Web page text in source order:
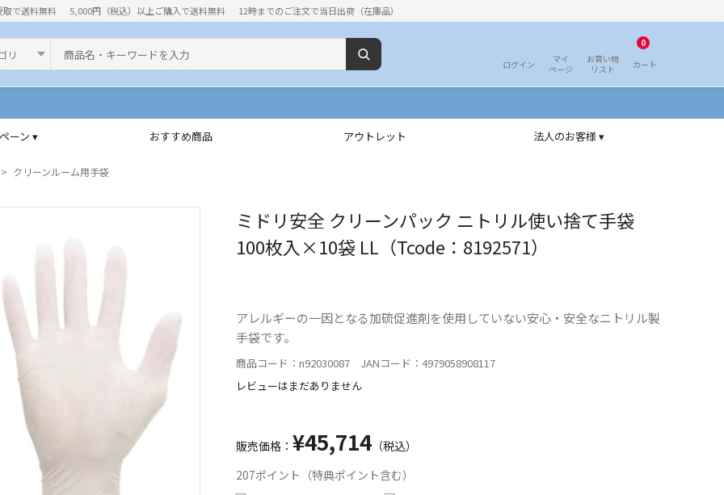
取で送料無料 5,000円（税込）以上ご購入で送料無料 12時までのご注文で当日出荷（在庫品）
ログイン
マイ
ページ
お買い物
リスト
0
カート
ーン ▾ おすすめ商品 アウトレット 法人のお客様 ▾
クリーンルーム用手袋
ミドリ安全 クリーンパック ニトリル使い捨て手袋
100枚入×10袋 LL（Tcode：8192571）
アレルギーの一因となる加硫促進剤を使用していない安心・安全なニトリル製
手袋です。
商品コード：n92030087 JANコード：4979058908117
レビューはまだありません
販売価格： ¥45,714 （税込）
207ポイント（特典ポイント含む）